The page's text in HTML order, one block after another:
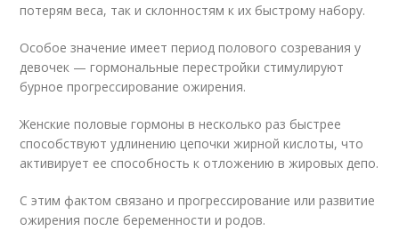
потерям веса, так и склонностям к их быстрому набору.
Особое значение имеет период полового созревания у
девочек — гормональные перестройки стимулируют
бурное прогрессирование ожирения.
Женские половые гормоны в несколько раз быстрее
способствуют удлинению цепочки жирной кислоты, что
активирует ее способность к отложению в жировых депо.
С этим фактом связано и прогрессирование или развитие
ожирения после беременности и родов.